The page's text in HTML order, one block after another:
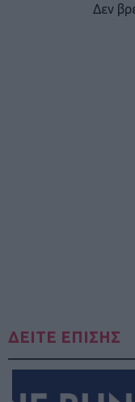
Δεν
ΔΕΙΤΕ ΕΠΙΣΗΣ